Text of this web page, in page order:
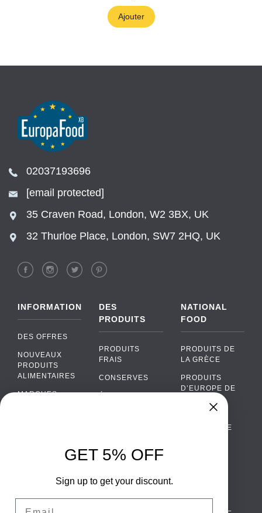
Ajouter
02037193696
[email protected]
35 Craven Road, London, W2 3BX, UK
32 Thurloe Place, London, SW7 2HQ, UK
INFORMATION
DES OFFRES
NOUVEAUX
PRODUITS
ALIMENTAIRES
MARQUES
CONTACTEZ
DES
PRODUITS
PRODUITS
FRAIS
CONSERVES
ALCOOL
ALIMENTAIRES
NATIONAL
FOOD
PRODUITS DE
LA GRÈCE
PRODUITS
D’EUROPE DE
PORTUGAISE
WhatsApp
Facebook Messenger
GET 5% OFF
Sign up to get your discount.